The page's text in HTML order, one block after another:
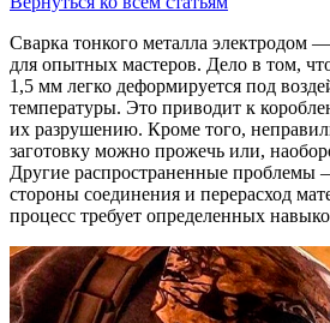
Сварка тонкого металла электродом
для опытных мастеров. Дело в том,
1,5 мм легко деформируется под
температуры. Это приводит к
их разрушению. Кроме того,
заготовку можно прожечь или,
Другие распространенные
стороны соединения и перерасход
процесс требует определенных